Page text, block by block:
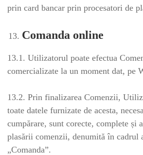
prin card bancar prin procesatori de
Comanda online
13.1. Utilizatorul poate efectua
comercializate la un moment dat, pe
13.2. Prin finalizarea Comenzii,
toate datele furnizate de acesta,
cumpărare, sunt corecte, complete și
plasării comenzii, denumită în cadrul
„Comanda”.